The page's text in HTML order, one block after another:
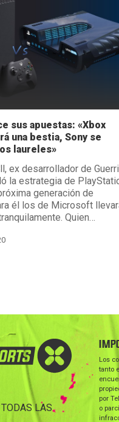
sus apuestas: «Xbox
una bestia, Sony se
laureles»
ex desarrollador de
la estrategia de
generación de
él los de Microsoft
Quien…
LAS
Los
tanto
por
o